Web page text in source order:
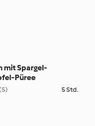
mit Spargel-
Püree
(5) 5 Std.